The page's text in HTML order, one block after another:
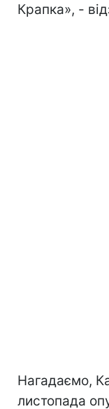
Крапка», -
Нагадаємо,
листопада